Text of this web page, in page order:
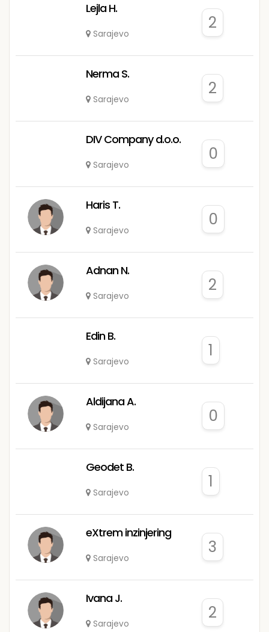
Lejla H.
Sarajevo
2
Nerma S.
Sarajevo
2
DIV Company d.o.o.
Sarajevo
0
Haris T.
Sarajevo
0
Adnan N.
Sarajevo
2
Edin B.
Sarajevo
1
Aldijana A.
Sarajevo
0
Geodet B.
Sarajevo
1
eXtrem inzinjering
Sarajevo
3
Ivana J.
Sarajevo
2